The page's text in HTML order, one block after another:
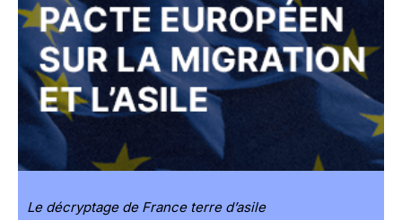
Le décryptage de France terre d’asile